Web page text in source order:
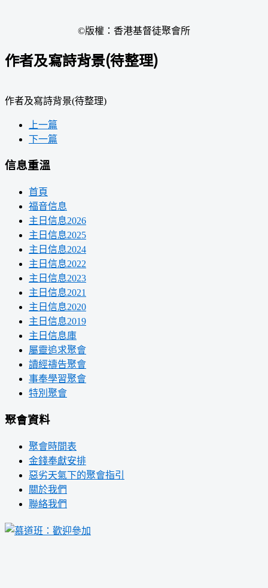
©版權：香港基督徒聚會所
作者及寫詩背景(待整理)
作者及寫詩背景(待整理)
上一篇
下一篇
信息重溫
首頁
福音信息
主日信息2026
主日信息2025
主日信息2024
主日信息2022
主日信息2023
主日信息2021
主日信息2020
主日信息2019
主日信息庫
屬靈追求聚會
讀經禱告聚會
事奉學習聚會
特別聚會
聚會資料
聚會時間表
金錢奉獻安排
惡劣天氣下的聚會指引
關於我們
聯絡我們